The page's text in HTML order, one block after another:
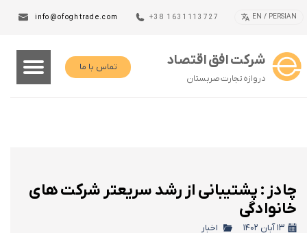
+38 1631113727
info@ofoghtrade.com
شرکت افق اقتصاد
دروازه تجارت صربستان
تماس با ما
EN / PERSIAN
چادز : پشتیبانی از رشد سریعتر شرکت های
خانوادگی
۱۳ آبان ۱۴۰۲ اخبار